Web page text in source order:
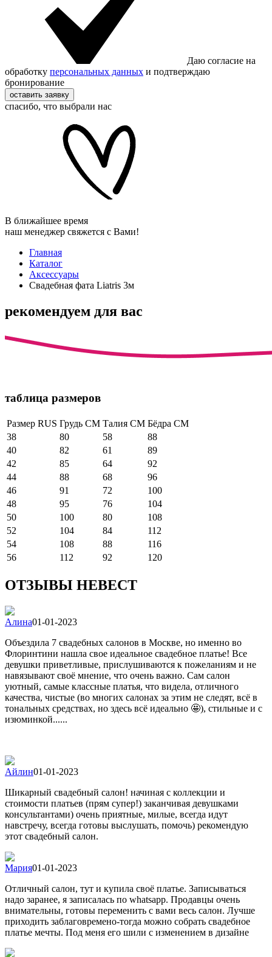
Даю согласие на
обработку персональных данных и подтверждаю
бронирование
оставить заявку
спасибо, что выбрали нас
В ближайшее время
наш менеджер свяжется с Вами!
Главная
Каталог
Аксессуары
Свадебная фата Liatris 3м
рекомендуем для вас
таблица размеров
Размер RUS Грудь СМ Талия СМ Бёдра СМ
38
80 58
88
40
82 61
89
42
85 64
92
44
88 68
96
46
91 72
100
48
95 76
104
50
100 80
108
52
104 84
112
54
108 88
116
56
112 92 120
ОТЗЫВЫ НЕВЕСТ
Алина01-01-2023
Объездила 7 свадебных салонов в Москве, но именно во
Флоринтини нашла свое идеальное свадебное платье! Все
девушки приветливые, прислушиваются к пожеланиям и не
навязывают своё мнение, что очень важно. Сам салон
уютный, самые классные платья, что видела, отличного
качества, чистые (во многих салонах за этим не следят, всё в
тональных средствах, но здесь всё идеально 🤩), стильные и с
изюминкой......
Айлин01-01-2023
Шикарный свадебный салон! начиная с коллекции и
стоимости платьев (прям супер!) заканчивая девушками
консультантами) очень приятные, милые, всегда идут
навстречу, всегда готовы выслушать, помочь) рекомендую
этот свадебный салон.
Мария01-01-2023
Отличный салон, тут и купила своё платье. Записываться
надо заранее, я записалась по whatsapp. Продавцы очень
внимательны, готовы переменить с вами весь салон. Лучше
приходить заблаговремено-тогда можно собрать свадебное
платье мечты. Под меня его шили с изменением в дизайне